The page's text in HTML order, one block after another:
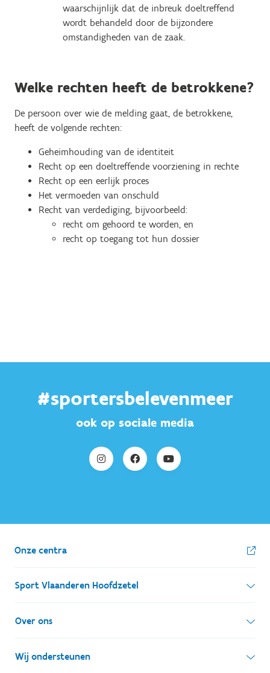
waarschijnlijk dat de inbreuk doeltreffend
wordt behandeld door de bijzondere
omstandigheden van de zaak.
Welke rechten heeft de betrokkene?
De persoon over wie de melding gaat, de betrokkene,
heeft de volgende rechten:
Geheimhouding van de identiteit
Recht op een doeltreffende voorziening in rechte
Recht op een eerlijk proces
Het vermoeden van onschuld
Recht van verdediging, bijvoorbeeld:
recht om gehoord te worden, en
recht op toegang tot hun dossier
#sportersbelevenmeer
ook op sociale media
Onze centra
Sport Vlaanderen Hoofdzetel
Simon Bolivarlaan 17
1000 Brussel
Ondernemingsnummer: BE 0248.142.826
Over ons
Wie zijn we, wat doen we
Wij ondersteunen